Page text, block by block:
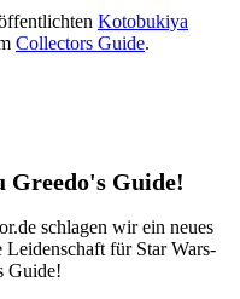
Kotobukiya
Collectors Guide.
Greedo's Guide!
schlagen wir ein neues
für Star Wars-
Guide!